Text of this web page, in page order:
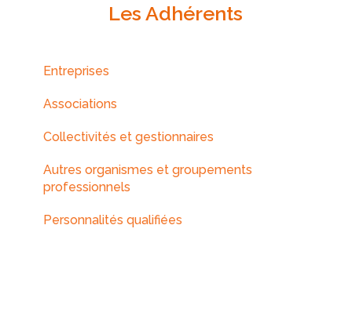
Les Adhérents
Entreprises
Associations
Collectivités et gestionnaires
Autres organismes et groupements
professionnels
Personnalités qualifiées